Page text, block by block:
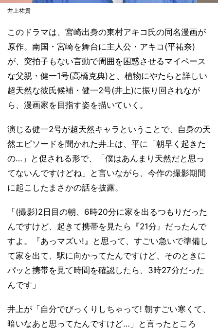
井上祐貴
このドラマは、宮崎出身の東村アキコ氏の同名漫画が
原作。南国・宮崎を舞台に主人公・アキコ(平祐奈)
が、突拍子もない言動で周囲を困惑させるマイペース
な父親・健一1号(高橋克典)と、植物にやたらと詳しい
超天然な彼氏候補・健一2号(井上)に振り回されなが
ら、漫画家を目指す姿を描いていく。
演じる健一2号が超天然キャラということで、自身の天
然エピソードを聞かれた井上は、平に「朝早く起きた
の…」と促される形で、「僕はあんまり天然だと思っ
てないんですけどね」と言いながら、今作の撮影期間
に起こしたまさかの話を披露。
「(撮影)2日目の朝、6時20分に家を出るつもりだった
んですけど、起きて携帯を見たら『21分』だったんで
すよ。『あっマズい!』と思って、すごい急いで準備し
て家を出て、駅に向かってたんですけど、そのときに
パッと携帯を見て時間を確認したら、3時27分だった
んです」
井上が「自分でびっくりしちゃって! 朝すごい寒くて、
暗いなあと思ってたんですけど…」と言ったところ